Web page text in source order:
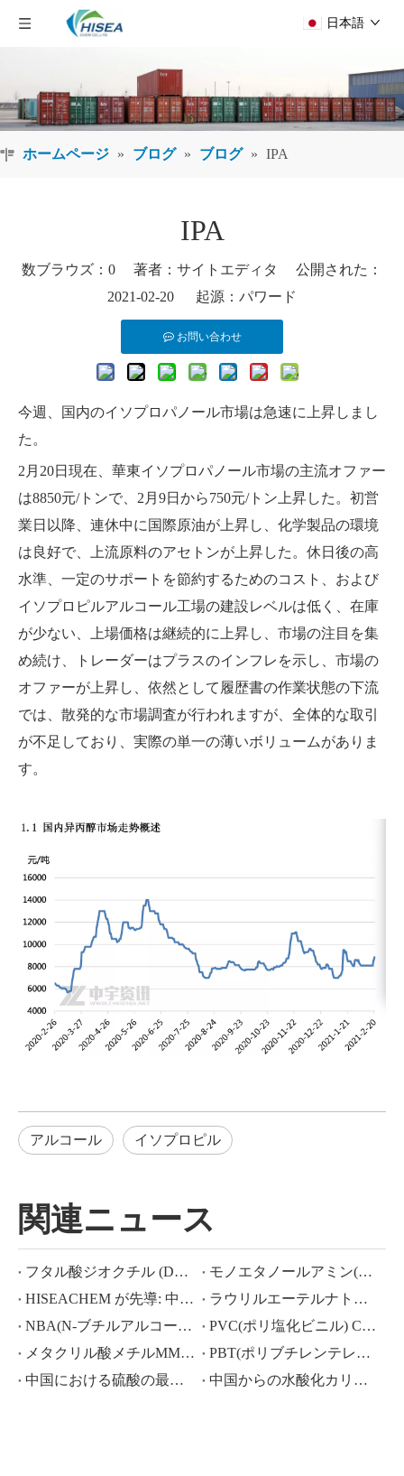
日本語
ホームページ » ブログ » ブログ » IPA
IPA
数ブラウズ： 0 著者：サイトエディタ 公開された：
2021-02-20 起源： パワード
お問い合わせ
今週、国内のイソプロパノール市場は急速に上昇しまし
た。
2月20日現在、華東イソプロパノール市場の主流オファー
は8850元/トンで、2月9日から750元/トン上昇した。初営
業日以降、連休中に国際原油が上昇し、化学製品の環境
は良好で、上流原料のアセトンが上昇した。休日後の高
水準、一定のサポートを節約するためのコスト、および
イソプロピルアルコール工場の建設レベルは低く、在庫
が少ない、上場価格は継続的に上昇し、市場の注目を集
め続け、トレーダーはプラスのインフレを示し、市場の
オファーが上昇し、依然として履歴書の作業状態の下流
では、散発的な市場調査が行われますが、全体的な取引
が不足しており、実際の単一の薄いボリュームがありま
す。
アルコール イソプロピル
関連ニュース
フタル酸ジオクチル (DOP) CAS NO.:117-81-7
モノエタノールアミン(MEA)とは何ですか?
HISEACHEM が先導: 中国から酢酸、シュウ酸、硫酸、硝酸、苛性ソーダ、液体アルカリ、メタ重亜硫酸ナトリウムの輸出で最近成功
ラウリルエーテルナトリウム ラウリルエーテル硫酸ナトリウム(sles70%/aes 70%) CAS NO.: 68585-34-2sles70%/aes 70%) CAS NO.: 68585-34-2
NBA(N-ブチルアルコール)、CAS NO.:71-36-3、業界知識
PVC(ポリ塩化ビニル) CAS NO.:9002-86-2
メタクリル酸メチルMMA CAS 80-62-6の価格が大幅に下落
PBT(ポリブチレンテレフタレート) CAS NO.26062-94-2
中国における硫酸の最近の市場シナリオ: 1 年を振り返る
中国からの水酸化カリウム、水酸化ナトリウム、過酸化水素輸出の活況な市場：過去 1 年間の振り返り